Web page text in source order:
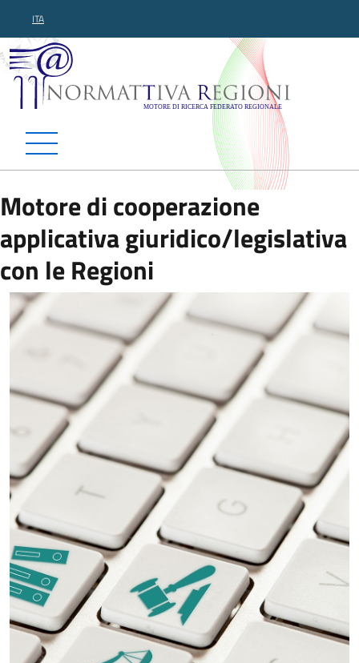
ITA
Normattiva Regioni -
Motore di cooperazione
applicativa giuridico/legislativa
con le Regioni